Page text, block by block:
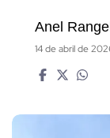
Anel
14 de abril de